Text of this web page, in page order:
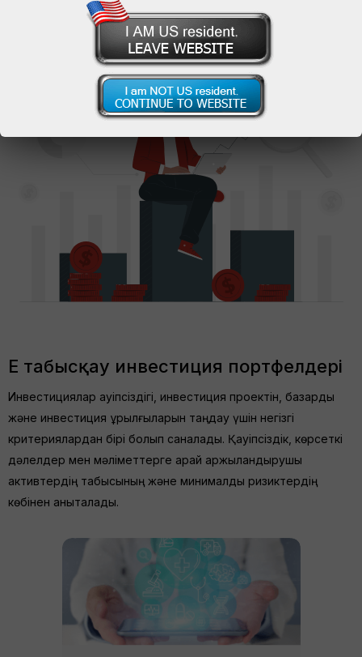
Кеңес алыңыз
Ең табысқау инвестиция портфелдері
Инвестициялар қауіпсіздігі, инвестиция проектін, базарды
және инвестиция құрылғыларын таңдау үшін негізгі
критериялардан бірі болып саналады. Қауіпсіздік, көрсеткі
дәлелдер мен мәліметтерге қарай қаржыландырушы
активтердің табысының және минималды ризиктердің
көбінен анықталады.